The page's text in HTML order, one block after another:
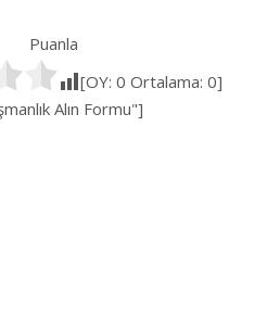
Puanla
[OY: 0 Ortalama: 0]
Alın Formu"]